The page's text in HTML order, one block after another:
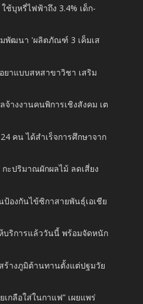
ช้บุหรี่ไฟฟ้าถึง 3.4% เด็ก-
พัฒนา 'ผลิตภัณฑ์ 3 เค็มเส
ยาแบบสหสาขาวิชา เสริม
จ้างงานคนพิการเชิงสังคม เต
คน ได้สำเร็จการศึกษาจาก
ะปริมาณผักผลไม้ ลดเสี่ยง
องกันไข้ซิกาสายพันธุ์เอเชีย
บริการแล้ววันนี้ พร้อมจัดหนัก
ร้างภูมิต้านทานตั้งแต่ปฐมวัย
กลือใส่ในกาแฟ” เผยแพร่